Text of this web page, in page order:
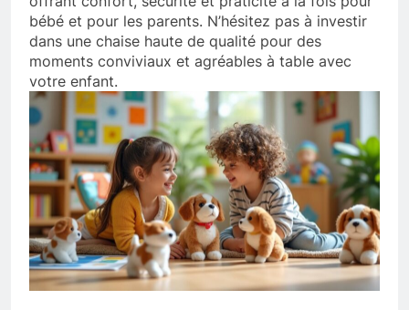
bébé et pour les parents. N’hésitez pas à investir
dans une chaise haute de qualité pour des
moments conviviaux et agréables à table avec
votre enfant.